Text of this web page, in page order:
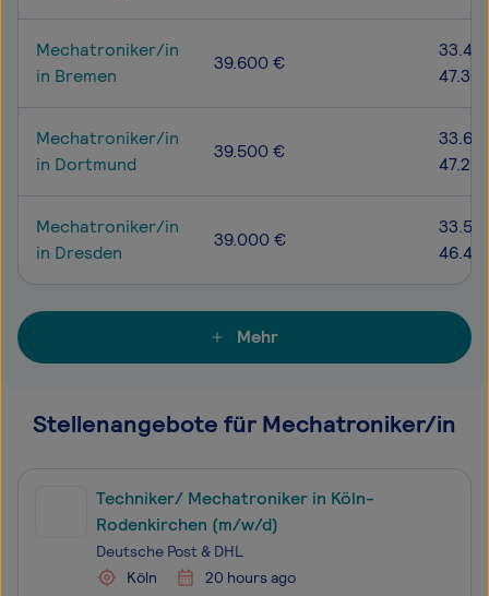
Mechatroniker/in
in Bremen
39.600 €
Mechatroniker/in
in Dortmund
39.500 €
Mechatroniker/in
in Dresden
39.000 €
Mehr
Stellenangebote für Mechatroniker/in
Techniker/ Mechatroniker in Köln-
Rodenkirchen (m/w/d)
Deutsche Post & DHL
Köln
20 hours ago